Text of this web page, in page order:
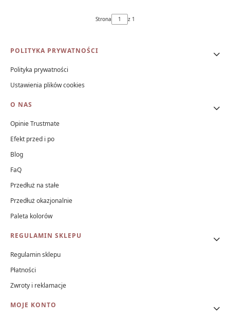
Strona z 1
Linki w stopce
POLITYKA PRYWATNOŚCI
Polityka prywatności
Ustawienia plików cookies
O NAS
Opinie Trustmate
Efekt przed i po
Blog
FaQ
Przedłuż na stałe
Przedłuż okazjonalnie
Paleta kolorów
REGULAMIN SKLEPU
Regulamin sklepu
Płatności
Zwroty i reklamacje
MOJE KONTO